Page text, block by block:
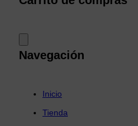
Navegación
Inicio
Tienda